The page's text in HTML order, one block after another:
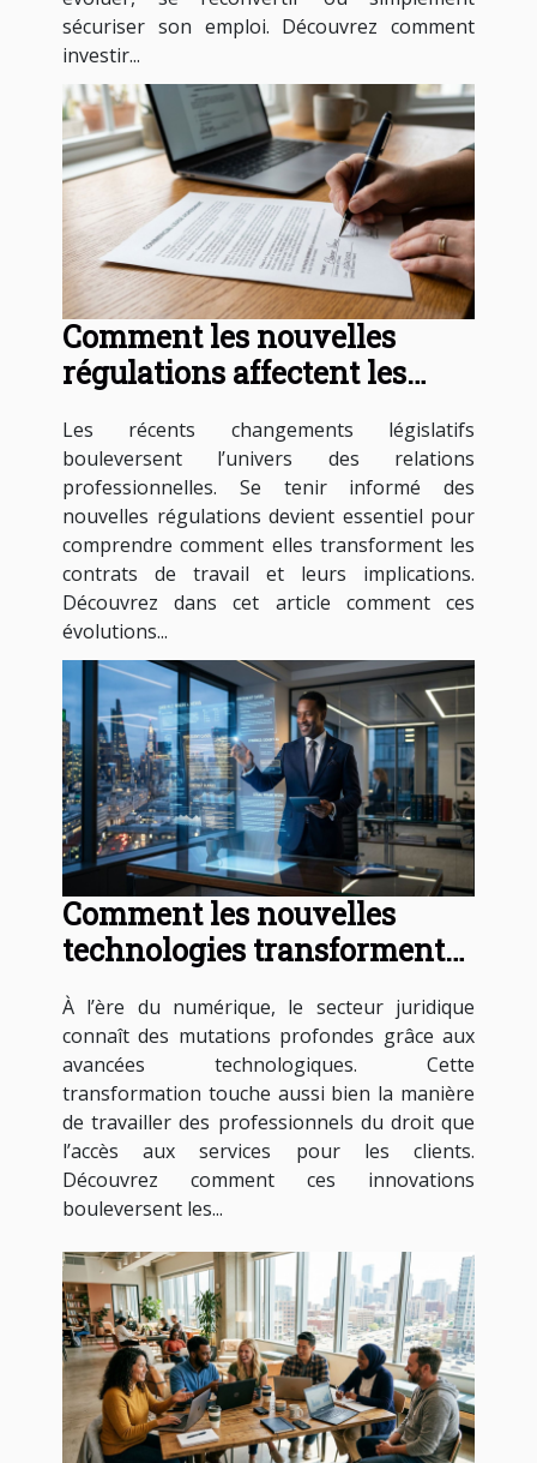
sécuriser son emploi. Découvrez comment
investir...
Comment les nouvelles
régulations affectent les
Les récents changements législatifs
bouleversent l’univers des relations
professionnelles. Se tenir informé des
nouvelles régulations devient essentiel pour
comprendre comment elles transforment les
contrats de travail et leurs implications.
Découvrez dans cet article comment ces
évolutions...
Comment les nouvelles
technologies transforment-
elles les services juridiques ?
À l’ère du numérique, le secteur juridique
connaît des mutations profondes grâce aux
avancées technologiques. Cette
transformation touche aussi bien la manière
de travailler des professionnels du droit que
l’accès aux services pour les clients.
Découvrez comment ces innovations
bouleversent les...